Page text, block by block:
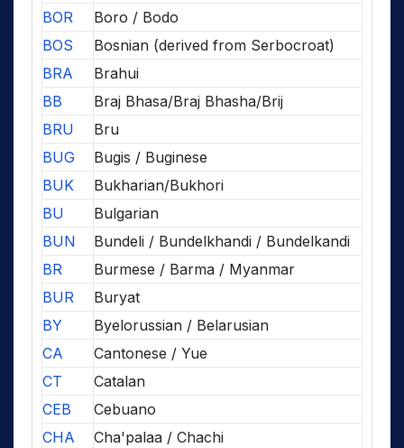
BOR
Boro / Bodo
BOS
Bosnian (derived from Serbocroat)
BRA
Brahui
BB
Braj Bhasa/Braj Bhasha/Brij
BRU
Bru
BUG
Bugis / Buginese
BUK
Bukharian/Bukhori
BU
Bulgarian
BUN
Bundeli / Bundelkhandi / Bundelkandi
BR
Burmese / Barma / Myanmar
BUR
Buryat
BY
Byelorussian / Belarusian
CA
Cantonese / Yue
CT
Catalan
CEB
Cebuano
CHA
Cha'palaa / Chachi